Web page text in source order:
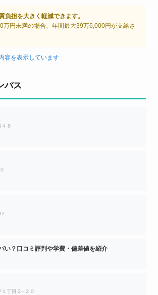
負担を大きく軽減できます。
万円未満の場合、年間最大39万6,000円が支給さ
容を表示しています
パス
８
い？口コミ評判や学費・偏差値を紹介
丁目２−２０